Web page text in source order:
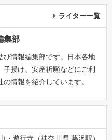
ライター一覧
集部
び情報編集部です。日本各地
子授け、安産祈願などにご利
情報を紹介しています。
・遊行寺（神奈川県 藤沢駅）